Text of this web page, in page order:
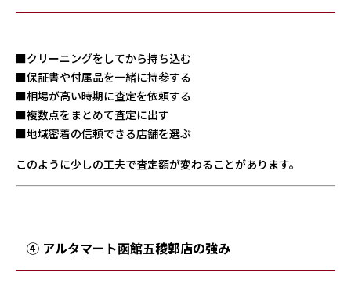
■クリーニングをしてから持ち込む
■保証書や付属品を一緒に持参する
■相場が高い時期に査定を依頼する
■複数点をまとめて査定に出す
■地域密着の信頼できる店舗を選ぶ
このように少しの工夫で査定額が変わることがあります。
④ アルタマート函館五稜郭店の強み